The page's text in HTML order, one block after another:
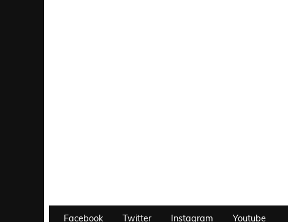
Facebook Twitter Instagram Youtube